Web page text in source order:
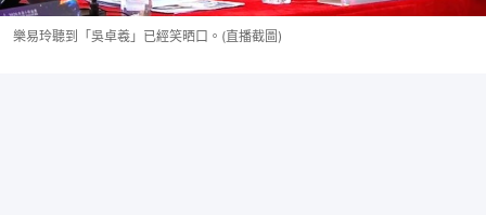
樂易玲聽到「吳卓羲」已經笑晒口。(直播截圖)